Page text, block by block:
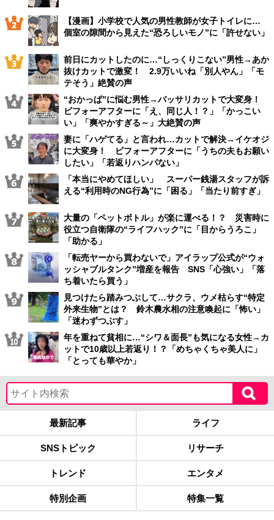
【漫画】小学校で人気の男性教師が女子トイレに…
個室の隙間から見えた“恐ろしいモノ”に「許せない」
前日にカットしたのに…“しっくりこない”男性→あか
抜けカットで激変！ 2.9万いいね「別人やん」「モ
テそう」絶賛の声
“おかっぱ”に悩む男性→バッサリカットで大変身！
ビフォーアフターに「え、同じ人！？」「かっこい
い」「爽やかすぎる～」大絶賛の声
妻に「ハゲてる」と言われ…カットで解決→イケオジ
に大変身！ ビフォーアフターに「うちの夫もお願い
したい」「若返りハンパない」
「本当にやめてほしい」 スーパー銭湯スタッフが訴
える“利用時のNG行為”に「困る」「当たり前すぎ」
大量の「ペットボトル」が楽に運べる！？ 災害時に
役立つ自衛隊の“ライフハック”に「目からうろこ」
「助かる」
「転売ヤーから買わないで」アイラップ公式が“ウォ
ッシャブルタンク”増産を報告 SNS「心強い」「落
ち着いたら買う」
見つけたら踏みつぶして…サクラ、ウメ枯らす“特定
外来生物”とは？ 鈴木農水相の注意喚起に「怖い」
「迷わずつぶす」
年を重ねて貧相に…“シワ＆面長”も気になる女性→カ
ットで10歳以上若返り！？「めちゃくちゃ美人に」
「とっても華やか」
最新記事 ライフ
SNSトピック リサーチ
トレンド エンタメ
特別企画 特集一覧